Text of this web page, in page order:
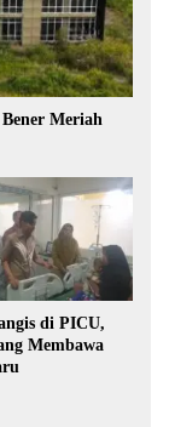
Meriah
di PICU,
Membawa